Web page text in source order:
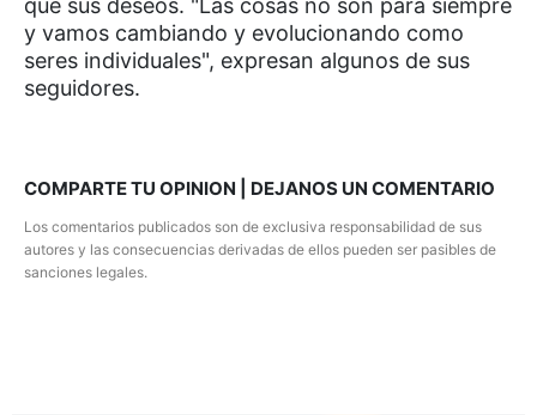
que sus deseos. "Las cosas no son para siempre
y vamos cambiando y evolucionando como
seres individuales", expresan algunos de sus
seguidores.
COMPARTE TU OPINION | DEJANOS UN COMENTARIO
Los comentarios publicados son de exclusiva responsabilidad de sus
autores y las consecuencias derivadas de ellos pueden ser pasibles de
sanciones legales.